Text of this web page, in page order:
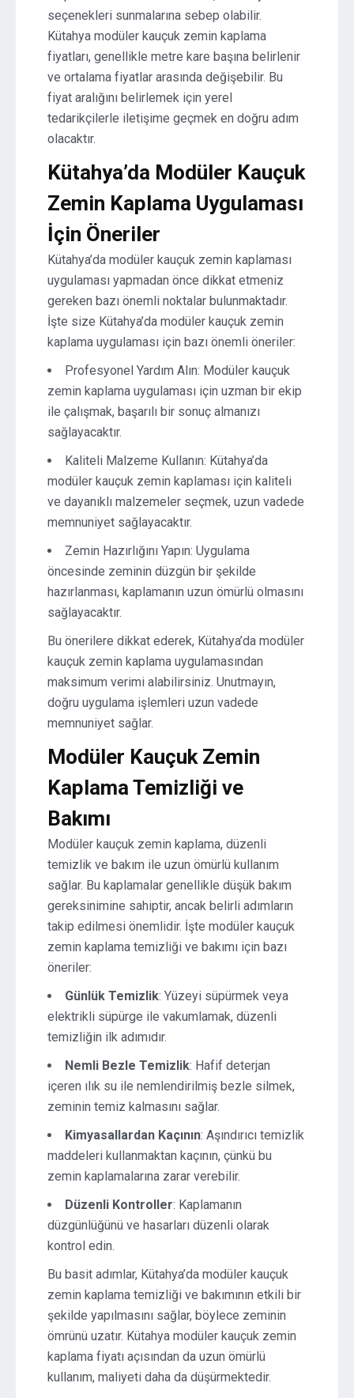
seçenekleri sunmalarına sebep olabilir.
Kütahya modüler kauçuk zemin kaplama
fiyatları, genellikle metre kare başına belirlenir
ve ortalama fiyatlar arasında değişebilir. Bu
fiyat aralığını belirlemek için yerel
tedarikçilerle iletişime geçmek en doğru adım
olacaktır.
Kütahya’da Modüler Kauçuk
Zemin Kaplama Uygulaması
İçin Öneriler
Kütahya’da modüler kauçuk zemin kaplaması
uygulaması yapmadan önce dikkat etmeniz
gereken bazı önemli noktalar bulunmaktadır.
İşte size Kütahya’da modüler kauçuk zemin
kaplama uygulaması için bazı önemli öneriler:
Profesyonel Yardım Alın: Modüler kauçuk
zemin kaplama uygulaması için uzman bir ekip
ile çalışmak, başarılı bir sonuç almanızı
sağlayacaktır.
Kaliteli Malzeme Kullanın: Kütahya’da
modüler kauçuk zemin kaplaması için kaliteli
ve dayanıklı malzemeler seçmek, uzun vadede
memnuniyet sağlayacaktır.
Zemin Hazırlığını Yapın: Uygulama
öncesinde zeminin düzgün bir şekilde
hazırlanması, kaplamanın uzun ömürlü olmasını
sağlayacaktır.
Bu önerilere dikkat ederek, Kütahya’da modüler
kauçuk zemin kaplama uygulamasından
maksimum verimi alabilirsiniz. Unutmayın,
doğru uygulama işlemleri uzun vadede
memnuniyet sağlar.
Modüler Kauçuk Zemin
Kaplama Temizliği ve
Bakımı
Modüler kauçuk zemin kaplama, düzenli
temizlik ve bakım ile uzun ömürlü kullanım
sağlar. Bu kaplamalar genellikle düşük bakım
gereksinimine sahiptir, ancak belirli adımların
takip edilmesi önemlidir. İşte modüler kauçuk
zemin kaplama temizliği ve bakımı için bazı
öneriler:
Günlük Temizlik: Yüzeyi süpürmek veya
elektrikli süpürge ile vakumlamak, düzenli
temizliğin ilk adımıdır.
Nemli Bezle Temizlik: Hafif deterjan
içeren ılık su ile nemlendirilmiş bezle silmek,
zeminin temiz kalmasını sağlar.
Kimyasallardan Kaçının: Aşındırıcı temizlik
maddeleri kullanmaktan kaçının, çünkü bu
zemin kaplamalarına zarar verebilir.
Düzenli Kontroller: Kaplamanın
düzgünlüğünü ve hasarları düzenli olarak
kontrol edin.
Bu basit adımlar, Kütahya’da modüler kauçuk
zemin kaplama temizliği ve bakımının etkili bir
şekilde yapılmasını sağlar, böylece zeminin
ömrünü uzatır. Kütahya modüler kauçuk zemin
kaplama fiyatı açısından da uzun ömürlü
kullanım, maliyeti daha da düşürmektedir.